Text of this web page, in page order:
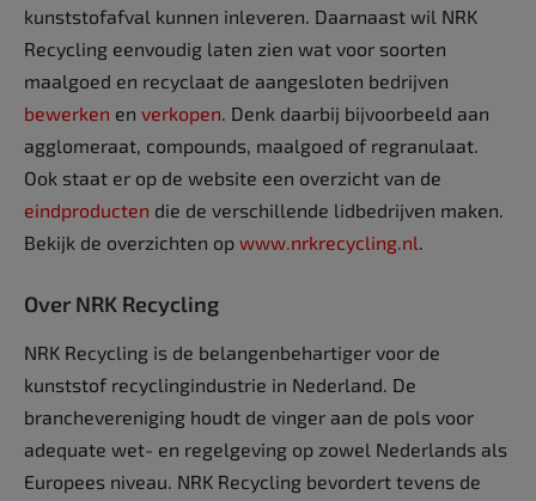
kunststofafval kunnen inleveren. Daarnaast wil NRK
Recycling eenvoudig laten zien wat voor soorten
maalgoed en recyclaat de aangesloten bedrijven
bewerken en verkopen. Denk daarbij bijvoorbeeld aan
agglomeraat, compounds, maalgoed of regranulaat.
Ook staat er op de website een overzicht van de
eindproducten die de verschillende lidbedrijven maken.
Bekijk de overzichten op www.nrkrecycling.nl.
Over NRK Recycling
NRK Recycling is de belangenbehartiger voor de
kunststof recyclingindustrie in Nederland. De
branchevereniging houdt de vinger aan de pols voor
adequate wet- en regelgeving op zowel Nederlands als
Europees niveau. NRK Recycling bevordert tevens de